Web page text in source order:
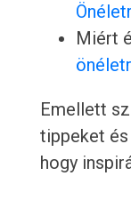
Miért
Emellett
tippeket és
hogy